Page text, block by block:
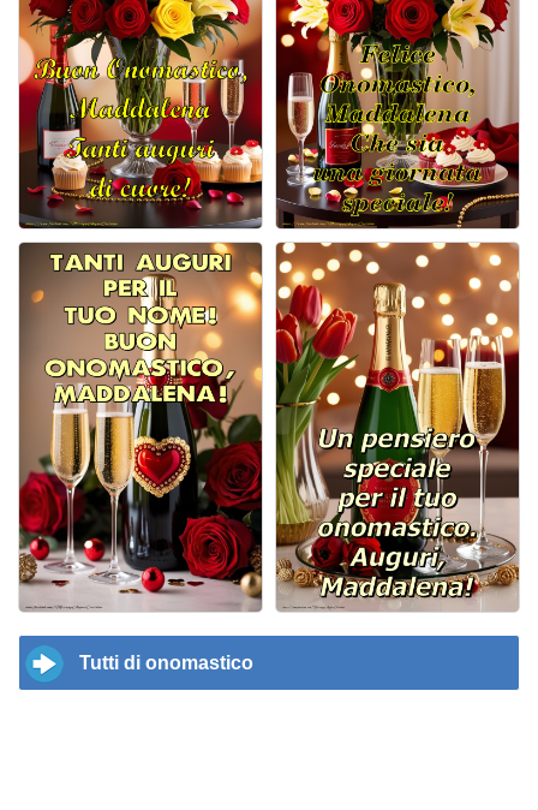
Tutti di onomastico